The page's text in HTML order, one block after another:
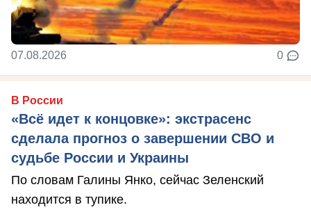
07.08.2026 0
В России
«Всё идет к концовке»: экстрасенс
сделала прогноз о завершении СВО и
судьбе России и Украины
По словам Галины Янко, сейчас Зеленский
находится в тупике.